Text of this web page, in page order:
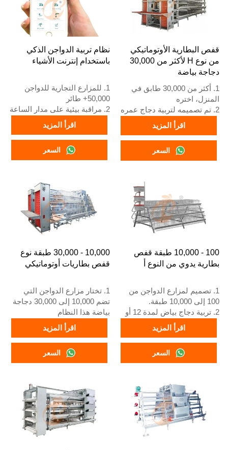
نظام تربية الدواجن الذكي
باستخدام إنترنت الأشياء
1. للمزارع التجارية للدواجن
50,000+ طائر
2. مراقبة بيئية على مدار الساعة
3. تحسن تحويل العلف بنسبة
4. زيادة إنتاج البيض بنسبة 10%
5. رقم الاستقبال / واتساب:
+8618830120193
اقرأ المزيد
السعر
قفص البطارية الأوتوماتيكي
من نوع H لأكثر من 30,000
دجاجة بياضة
1. أكثر من 30,000 طابق في
المنزل، اختره
2. تم تصميمه لتربية دجاج عمره
12 أو 16 أسبوعًا حتى يصبح
دجاجًا بالغًا لوضع البيض
3. عمره الافتراضي أكثر من 25
4. رقم الواتساب الخاص بنا
هو +8618830120193، +234
8111199996
اقرأ المزيد
السعر
10,000 - 30,000 طبقة نوع
قفص بطاريات أوتوماتيكي
1. تختار مزارع الدواجن التي
تضم 10,000 إلى 30,000 دجاجة
بياضة هذا النظام
2. يبدأ دجاج البياض البالغ في
وضع البيض عند 16 أسبوعًا
3. عمره الافتراضي أكثر من 25
4. خدمة الاستقبال عبر الإنترنت
اقرأ المزيد
السعر
100 - 10,000 طبقة قفص
بطارية يدوي من النوع أ
1. تصميم لمزارع الدواجن من
100 إلى 10,000 طبقة.
2. تربية دجاج بياض لمدة 12 أو
عامًا.
عبر الواتساب رقم
8111199996
اقرأ المزيد
السعر